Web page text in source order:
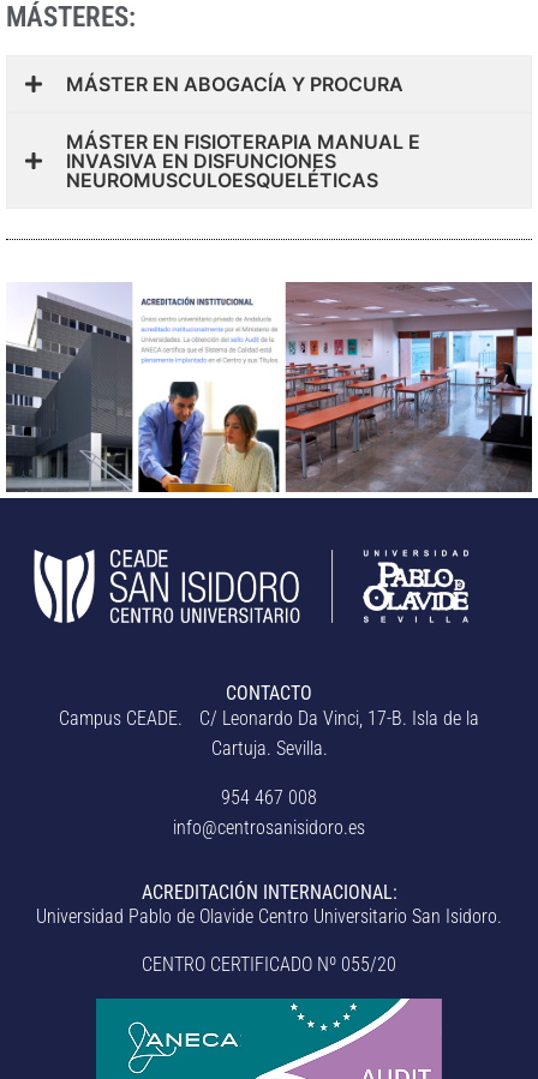
MÁSTERES:
MÁSTER EN ABOGACÍA Y PROCURA
MÁSTER EN FISIOTERAPIA MANUAL E
INVASIVA EN DISFUNCIONES
NEUROMUSCULOESQUELÉTICAS
CONTACTO
Campus CEADE. C/ Leonardo Da Vinci, 17-B. Isla de la
Cartuja. Sevilla.
954 467 008
info@centrosanisidoro.es
ACREDITACIÓN INTERNACIONAL:
Universidad Pablo de Olavide Centro Universitario San Isidoro.
CENTRO CERTIFICADO Nº 055/20